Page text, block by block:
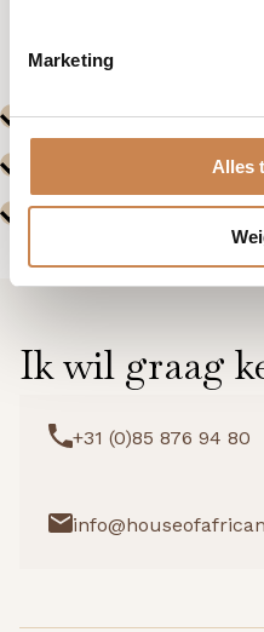
Marketing
Alles
Ik wil graag
+31 (0)85 876 94 80